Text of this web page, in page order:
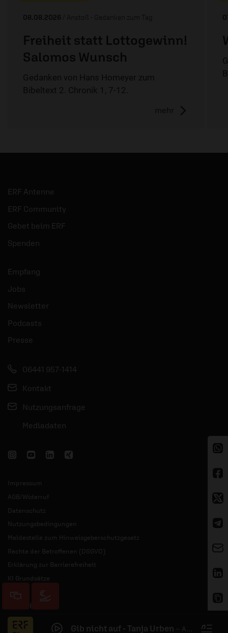
08.08.2026 / Anstoß - Gedanken zum Tag
Freiheit statt Lottogewinn!
Salomos Wunsch
Gedanken von Hans Homeyer zum
Bibeltext 2. Chronik 1, 7-12.
mehr
ERF Antenne
ERF Community
Gebet beim ERF
Spenden
Empfang
Jobs
Newsletter
Podcasts
Presse
06441 957-1414
Kontakt
Nutzungsanfrage
Mediadaten
Impressum
AGB/Widerruf
Datenschutz
Nutzungsbedingungen
Meldestelle zum Hinweisgeberschutzgesetz
Rechte der Betroffenen (DSGVO)
Erklärung zur Barrierefreiheit
KI Grundsätze
© 2026 ERF
Gib nicht auf - Tanja Urben – Aufgeweckt